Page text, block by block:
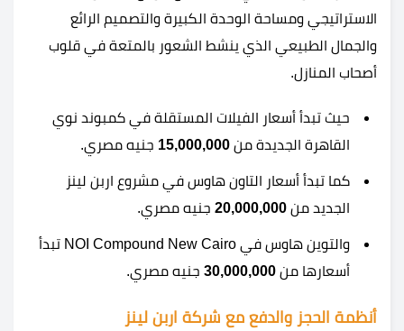
الاستراتيجي ومساحة الوحدة الكبيرة والتصميم الرائع
والجمال الطبيعي الذي ينشط الشعور بالمتعة في قلوب
أصحاب المنازل.
حيث تبدأ أسعار الفيلات المستقلة في كمبوند نوي
القاهرة الجديدة من 15,000,000 جنيه مصري.
كما تبدأ أسعار التاون هاوس في مشروع اربن لينز
الجديد من 20,000,000 جنيه مصري.
والتوين هاوس في NOI Compound New Cairo تبدأ
أسعارها من 30,000,000 جنيه مصري.
أنظمة الحجز والدفع مع شركة اربن لينز